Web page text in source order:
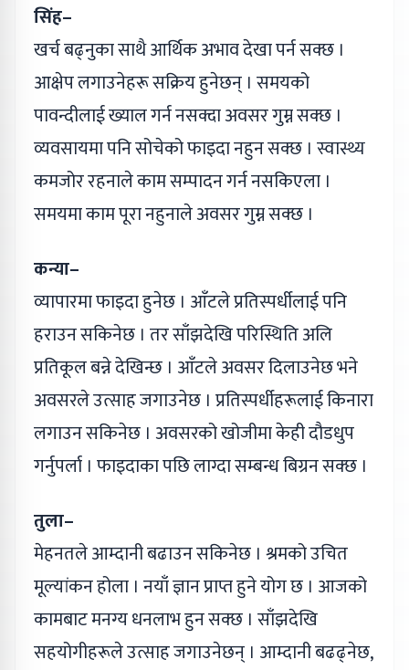
सिंह–
खर्च बढ्नुका साथै आर्थिक अभाव देखा पर्न सक्छ ।
आक्षेप लगाउनेहरू सक्रिय हुनेछन् । समयको
पावन्दीलाई ख्याल गर्न नसक्दा अवसर गुम्न सक्छ ।
व्यवसायमा पनि सोचेको फाइदा नहुन सक्छ । स्वास्थ्य
कमजोर रहनाले काम सम्पादन गर्न नसकिएला ।
समयमा काम पूरा नहुनाले अवसर गुम्न सक्छ ।
कन्या–
व्यापारमा फाइदा हुनेछ । आँटले प्रतिस्पर्धीलाई पनि
हराउन सकिनेछ । तर साँझदेखि परिस्थिति अलि
प्रतिकूल बन्ने देखिन्छ । आँटले अवसर दिलाउनेछ भने
अवसरले उत्साह जगाउनेछ । प्रतिस्पर्धीहरूलाई किनारा
लगाउन सकिनेछ । अवसरको खोजीमा केही दौडधुप
गर्नुपर्ला । फाइदाका पछि लाग्दा सम्बन्ध बिग्रन सक्छ ।
तुला–
मेहनतले आम्दानी बढाउन सकिनेछ । श्रमको उचित
मूल्यांकन होला । नयाँ ज्ञान प्राप्त हुने योग छ । आजको
कामबाट मनग्य धनलाभ हुन सक्छ । साँझदेखि
सहयोगीहरूले उत्साह जगाउनेछन् । आम्दानी बढढ्नेछ,